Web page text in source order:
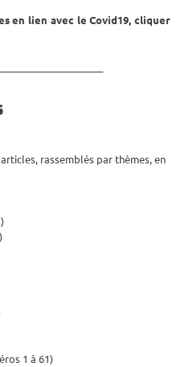
en lien avec le Covid19, cliquer
rassemblés par thèmes, en
1 à 61)